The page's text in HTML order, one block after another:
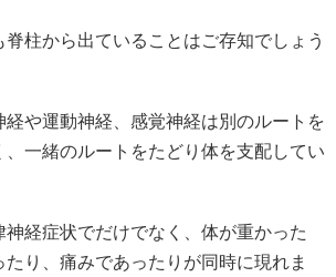
脊柱から出ていることはご存知でしょう
や運動神経、感覚神経は別のルートを
、一緒のルートをたどり体を支配してい
経症状でだけでなく、体が重かった
たり、痛みであったりが同時に現れま